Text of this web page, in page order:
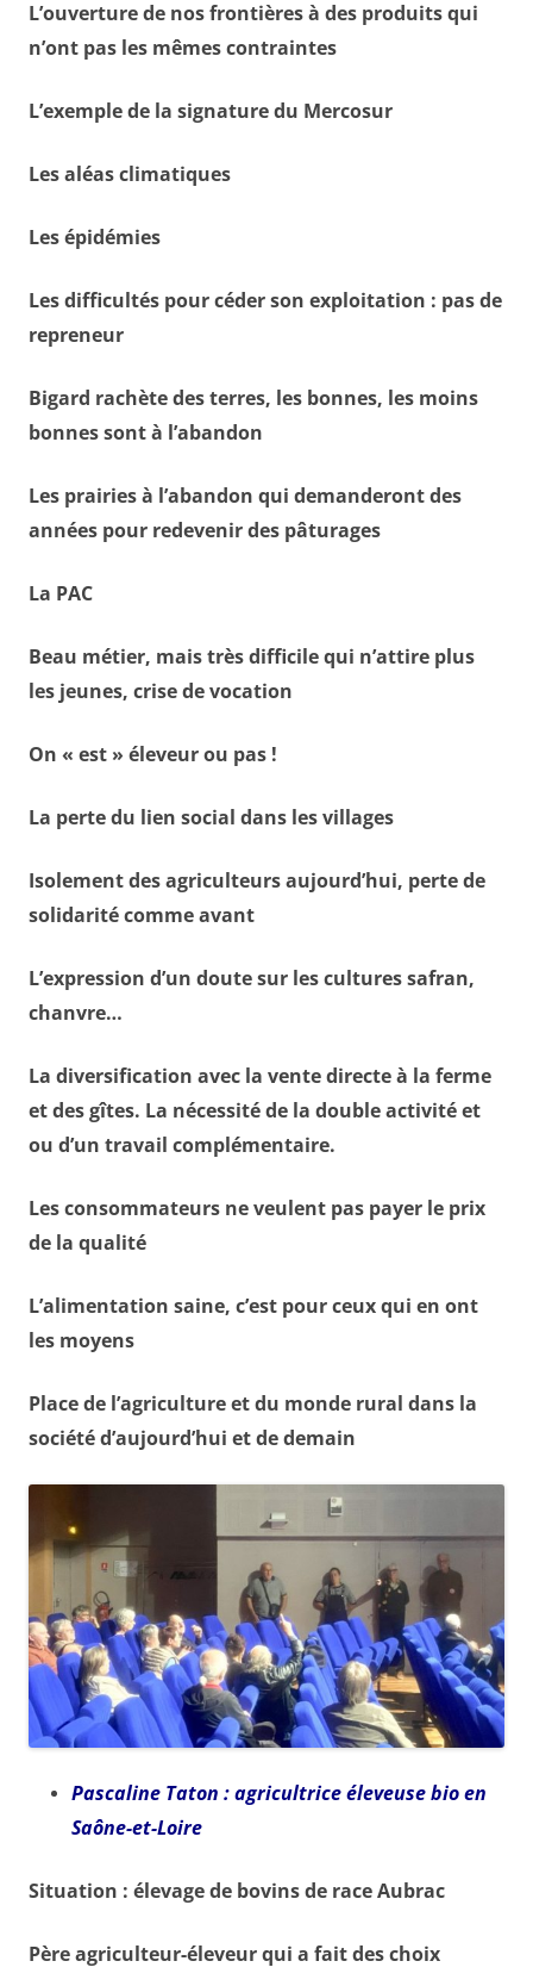
L’ouverture de nos frontières à des produits qui
n’ont pas les mêmes contraintes
L’exemple de la signature du Mercosur
Les aléas climatiques
Les épidémies
Les difficultés pour céder son exploitation : pas de
repreneur
Bigard rachète des terres, les bonnes, les moins
bonnes sont à l’abandon
Les prairies à l’abandon qui demanderont des
années pour redevenir des pâturages
La PAC
Beau métier, mais très difficile qui n’attire plus
les jeunes, crise de vocation
On « est » éleveur ou pas !
La perte du lien social dans les villages
Isolement des agriculteurs aujourd’hui, perte de
solidarité comme avant
L’expression d’un doute sur les cultures safran,
chanvre…
La diversification avec la vente directe à la ferme
et des gîtes. La nécessité de la double activité et
ou d’un travail complémentaire.
Les consommateurs ne veulent pas payer le prix
de la qualité
L’alimentation saine, c’est pour ceux qui en ont
les moyens
Place de l’agriculture et du monde rural dans la
société d’aujourd’hui et de demain
Pascaline Taton : agricultrice éleveuse bio en
Saône-et-Loire
Situation : élevage de bovins de race Aubrac
Père agriculteur-éleveur qui a fait des choix